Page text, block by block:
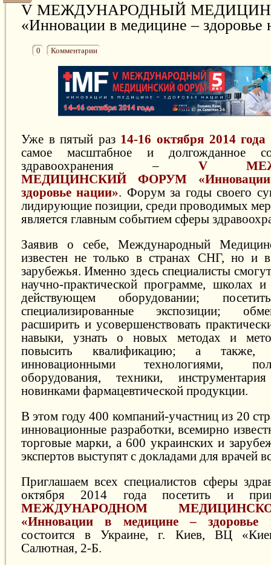
V МЕЖДУНАРОДНЫЙ
«Инновации в медицине – здоровье
0 Комментарии
Уже в пятый раз 14-16 октября 2014 года
самое масштабное и долгожданное
здравоохранения – V
МЕДИЦИНСКИЙ ФОРУМ
здоровье нации». Форум за годы своего
лидирующие позиции, среди проводимых
является главным событием сферы
Заявив о себе, Международный
известен не только в странах СНГ, но и в
зарубежья. Именно здесь специалисты
научно-практической программе, школах и
действующем оборудовании;
специализированные экспозиции;
расширить и усовершенствовать
навыки, узнать о новых методах и
повысить квалификацию; а также,
инновационными технологиями,
оборудования, техники,
новинками фармацевтической продукции.
В этом году 400 компаний-участниц из 20
инновационные разработки, всемирно
торговые марки, а 600 украинских и
экспертов выступят с докладами для врачей
Приглашаем всех специалистов сферы
октября 2014 года посетить и
МЕЖДУНАРОДНОМ
«Инновации в медицине – здоровье
состоится в Украине, г. Киев, ВЦ
Салютная, 2-Б.